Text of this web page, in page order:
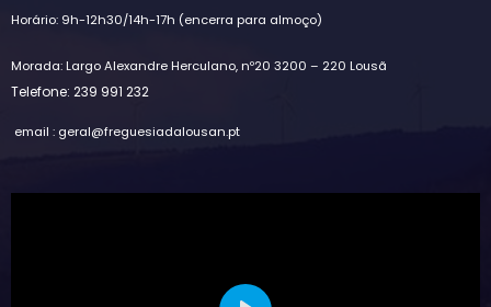
Horário: 9h-12h30/14h-17h (encerra para almoço)
Morada: Largo Alexandre Herculano, nº20 3200 – 220 Lousã
Telefone: 239 991 232
email : geral@freguesiadalousan.pt